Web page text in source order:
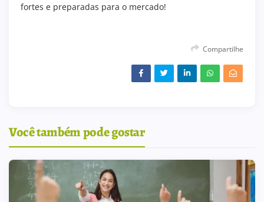
fortes e preparadas para o mercado!
Compartilhe
Você também pode gostar